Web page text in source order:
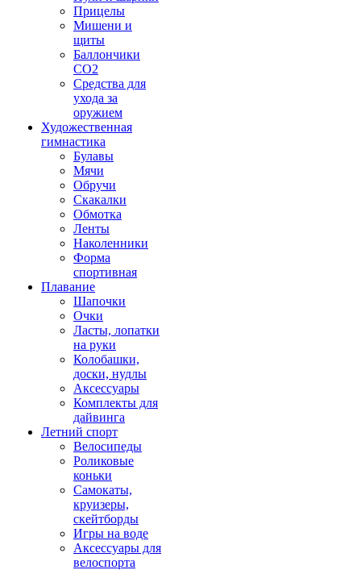
Прицелы
Мишени и
щиты
Баллончики
CO2
Средства для
ухода за
оружием
Художественная
гимнастика
Булавы
Мячи
Обручи
Скакалки
Обмотка
Ленты
Наколенники
Форма
спортивная
Плавание
Шапочки
Очки
Ласты, лопатки
на руки
Колобашки,
доски, нудлы
Аксессуары
Комплекты для
дайвинга
Летний спорт
Велосипеды
Роликовые
коньки
Самокаты,
круизеры,
скейтборды
Игры на воде
Аксессуары для
велоспорта